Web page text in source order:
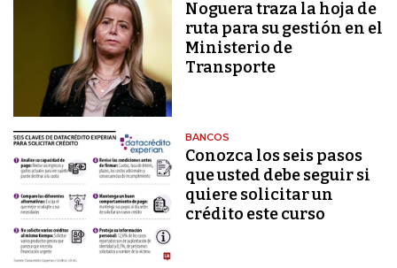
Noguera traza la hoja de
ruta para su gestión en el
Ministerio de
Transporte
BANCOS
Conozca los seis pasos
que usted debe seguir si
quiere solicitar un
crédito este curso